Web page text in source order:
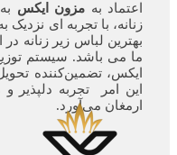
اعتماد به مزون ایکسبه
زنانه، با تجربه ای نزدیک به
بهترین لباس زیر زنانه در
ما می باشد. سیستم توزیع
ایکس، تضمین‌کننده‌ تحویل
این امر تجربه‌ دلپذیر و
ارمغان می‌آورد.